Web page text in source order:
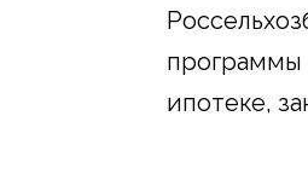
программы
ипотеке,